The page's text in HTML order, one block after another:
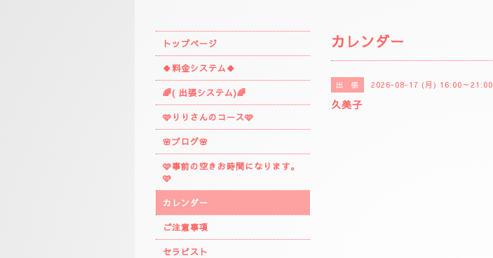
カレンダー
出 張 2026-08-17 (月) 16:00～21:00
久美子
トップページ
🍀料金システム🍀
🌈( 出張システム)🌈
🩷りりさんのコース🩷
🌸ブログ🌸
🩷事前の空きお時間になります。
🩷
カレンダー
ご注意事項
セラピスト